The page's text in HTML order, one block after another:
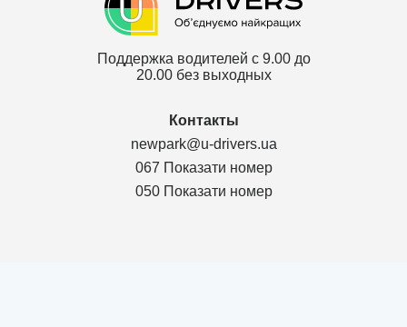
Поддержка водителей с 9.00 до
20.00 без выходных
Контакты
newpark@u-drivers.ua
067 Показати номер
050 Показати номер